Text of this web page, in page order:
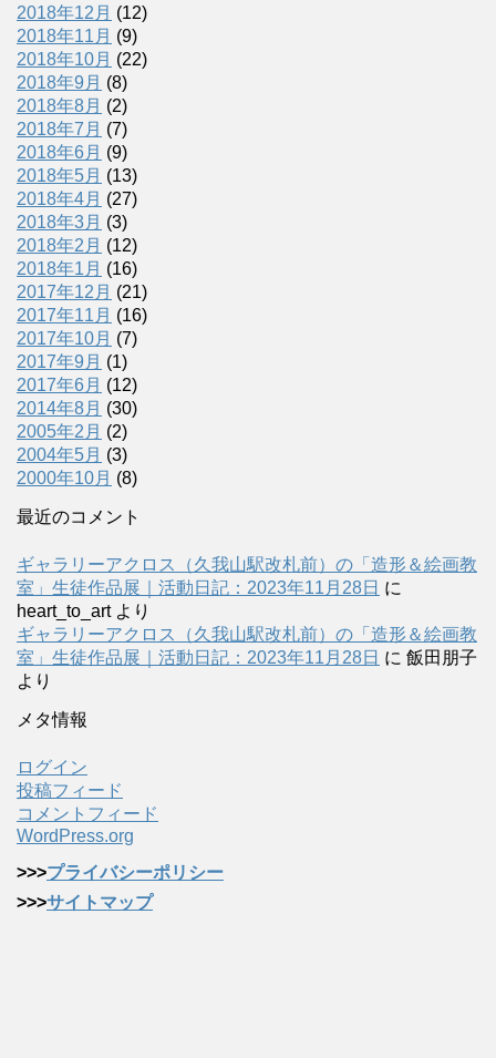
2018年12月 (12)
2018年11月 (9)
2018年10月 (22)
2018年9月 (8)
2018年8月 (2)
2018年7月 (7)
2018年6月 (9)
2018年5月 (13)
2018年4月 (27)
2018年3月 (3)
2018年2月 (12)
2018年1月 (16)
2017年12月 (21)
2017年11月 (16)
2017年10月 (7)
2017年9月 (1)
2017年6月 (12)
2014年8月 (30)
2005年2月 (2)
2004年5月 (3)
2000年10月 (8)
最近のコメント
ギャラリーアクロス（久我山駅改札前）の「造形＆絵画教
室」生徒作品展｜活動日記：2023年11月28日 に
heart_to_artより
ギャラリーアクロス（久我山駅改札前）の「造形＆絵画教
室」生徒作品展｜活動日記：2023年11月28日 に 飯田朋子
より
メタ情報
ログイン
投稿フィード
コメントフィード
WordPress.org
>>>プライバシーポリシー
>>>サイトマップ